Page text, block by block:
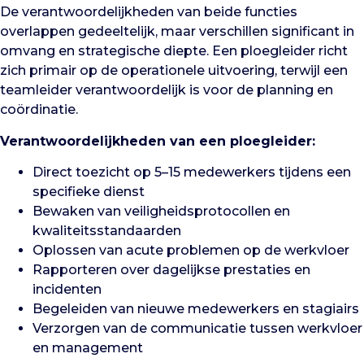
De verantwoordelijkheden van beide functies
overlappen gedeeltelijk, maar verschillen significant in
omvang en strategische diepte. Een ploegleider richt
zich primair op de operationele uitvoering, terwijl een
teamleider verantwoordelijk is voor de planning en
coördinatie.
Verantwoordelijkheden van een ploegleider:
Direct toezicht op 5–15 medewerkers tijdens een
specifieke dienst
Bewaken van veiligheidsprotocollen en
kwaliteitsstandaarden
Oplossen van acute problemen op de werkvloer
Rapporteren over dagelijkse prestaties en
incidenten
Begeleiden van nieuwe medewerkers en stagiairs
Verzorgen van de communicatie tussen werkvloer
en management